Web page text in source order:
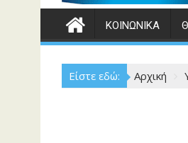
ΚΟΙΝΩΝΙΚΑ
Είστε εδώ: Αρχική